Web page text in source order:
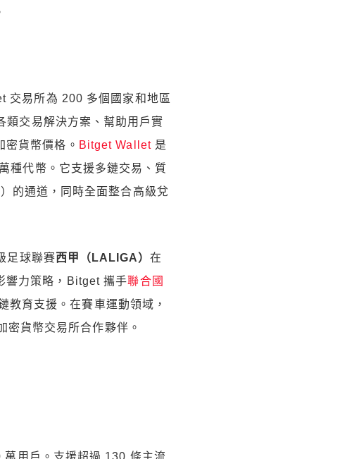
交易所為 200 多個國家和地區
類交易解決方案、幫助用戶實
密貨幣價格。 Bitget Wallet是
種代幣。它支援多鏈交易、質
的通道，同時全面整合高級兌
足球聯賽西甲（LALIGA） 在
響力策略，Bitget 攜手聯合國
教育支援。在賽車運動領域，
密貨幣交易所合作夥伴。
用戶。支援超過 130 條主流